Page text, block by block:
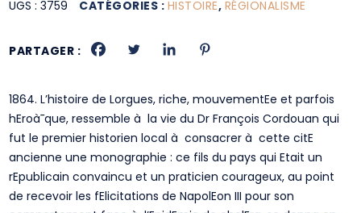
UGS :3759 CATÉGORIES : HISTOIRE, RÉGIONALISME
PARTAGER :
1864. L’histoire de Lorgues, riche, mouvementEe et parfois
hEroà¯que, ressemble à la vie du Dr François Cordouan qui
fut le premier historien local à consacrer à cette citE
ancienne une monographie : ce fils du pays qui Etait un
rEpublicain convaincu et un praticien courageux, au point
de recevoir les fElicitations de NapolEon III pour son